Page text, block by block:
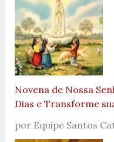
Novena de Nossa
Dias e Transforme
por Equipe Santos